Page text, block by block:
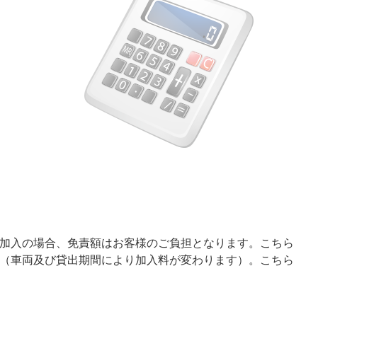
入の場合、免責額はお客様のご負担となります。こちら
車両及び貸出期間により加入料が変わります）。こちら